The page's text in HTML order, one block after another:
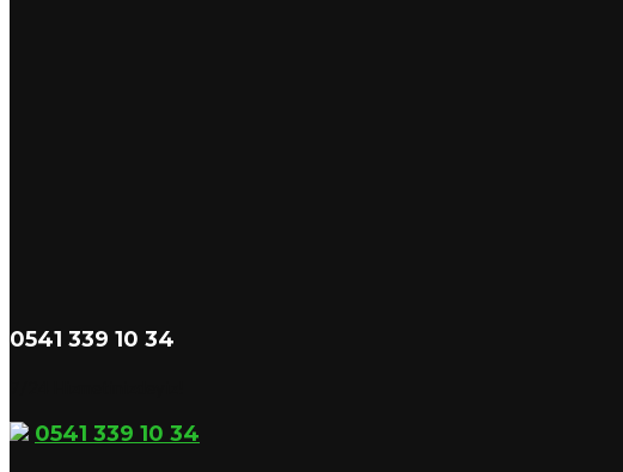
0541 339 10 34
0541 339 10 34